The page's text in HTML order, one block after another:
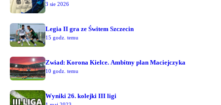
3 sie 2026
Legia II gra ze Świtem Szczecin
15 godz. temu
Zwiad: Korona Kielce. Ambitny plan Maciejczyka
10 godz. temu
Wyniki 26. kolejki III ligi